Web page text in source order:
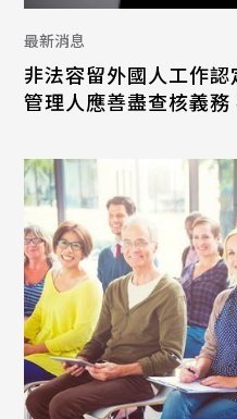
最新消息
非法容留外國人工作
管理人應善盡查核義